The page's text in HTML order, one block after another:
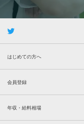
はじめての方へ
会員登録
年収・給料相場